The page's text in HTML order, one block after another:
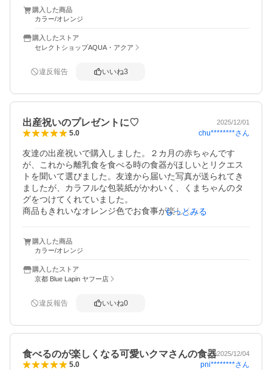
男の子なのですがご飯の彩りが良くなりそうかなと思い、
色はオレンジに。
最初クマの耳の部分が洗いづらそうだったり、ご飯が逃げ
ていって食べずらそうかなと思い、普通の丸い形の方と迷
姉にも相談したところ、楽しんでご飯を食べてくれるかな
姉子供もプレート気に入ってくれているようで、贈って良
かったです！！
購入した商品
カラー/オレンジ
購入したストア
セレクトショップAQUA・アクア
違反報告 いいね3
出産祝いのプレゼントに♡ 2025/12/01
5.0 chu********さん
友達の出産祝いで購入しました。２カ月の赤ちゃんです
が、これから離乳食を食べる時の食器がほしいとリクエス
トを聞いて選びました。友達から届いた写真が送られてき
ましたが、カラフルな包装紙がかわいく、くまちゃんのタ
グをつけてくれていました。
商品もきれいなオレンジ色でお食事が楽しくなりそうで
接届けていただきました。念のため、備考欄に「プレゼン
トのため、金額がわかるものを同梱しないようお願いいた
します。」と記載しました。
購入し、一緒に送りました🎵
もっとみる
購入した商品
カラー/オレンジ
購入したストア
京都 Blue Lapin ヤフー店
違反報告 いいね0
食べるのが楽しくなる可愛いクマさんの食器2025/12/04
5.0 pni********さん